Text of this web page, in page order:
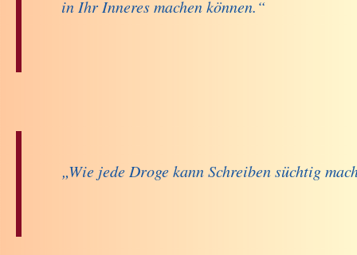
in Ihr Inneres machen können.“
„Wie jede Droge kann Schreiben süchtig